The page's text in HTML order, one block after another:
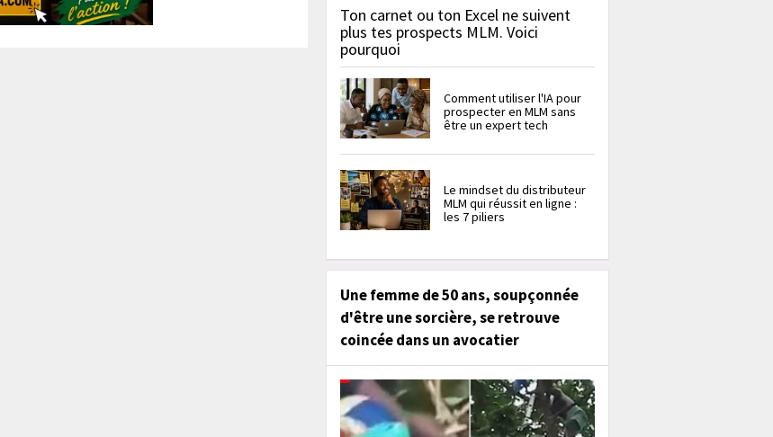
Ton carnet ou ton Excel ne suivent
plus tes prospects MLM. Voici
pourquoi
Comment utiliser l'IA pour
prospecter en MLM sans
être un expert tech
Le mindset du distributeur
MLM qui réussit en ligne :
les 7 piliers
Une femme de 50 ans, soupçonnée
d'être une sorcière, se retrouve
coincée dans un avocatier